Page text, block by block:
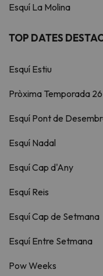
Esquí La Molina
TOP DATES
Esquí Estiu
Pròxima Temporada
Esquí Pont de
Esquí Nadal
Esquí Cap d'Any
Esquí Reis
Esquí Cap de Setmana
Esquí Entre Setmana
Pow Weeks